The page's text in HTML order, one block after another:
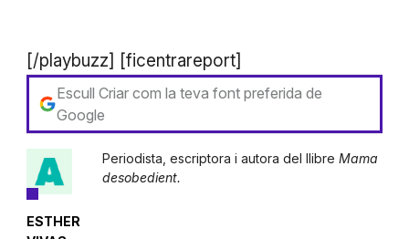
[/playbuzz] [ficentrareport]
Escull Criar com la teva font preferida de
Google
ESTHER
Periodista, escriptora i autora del llibreMama
desobedient.